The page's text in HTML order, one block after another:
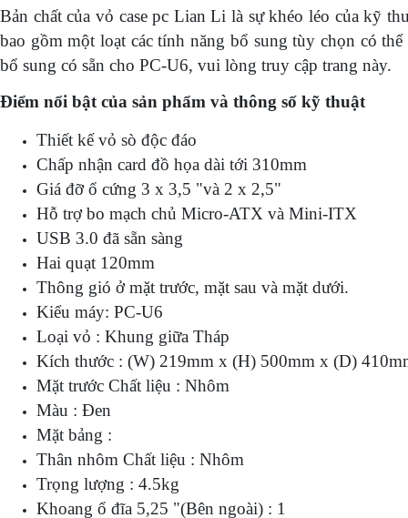
Bản chất của vỏ case pc Lian Li là sự khéo léo của kỹ
bao gồm một loạt các tính năng bổ sung tùy chọn có
bổ sung có sẵn cho PC-U6, vui lòng truy cập trang này.
Điểm nổi bật của sản phẩm và thông số kỹ thuật
Thiết kế vỏ sò độc đáo
Chấp nhận card đồ họa dài tới 310mm
Giá đỡ ổ cứng 3 x 3,5 "và 2 x 2,5"
Hỗ trợ bo mạch chủ Micro-ATX và Mini-ITX
USB 3.0 đã sẵn sàng
Hai quạt 120mm
Thông gió ở mặt trước, mặt sau và mặt dưới.
Kiểu máy: PC-U6
Loại vỏ : Khung giữa Tháp
Kích thước : (W) 219mm x (H) 500mm x (D)
Mặt trước Chất liệu : Nhôm
Màu : Đen
Mặt bảng :
Thân nhôm Chất liệu : Nhôm
Trọng lượng : 4.5kg
Khoang ổ đĩa 5,25 "(Bên ngoài) : 1